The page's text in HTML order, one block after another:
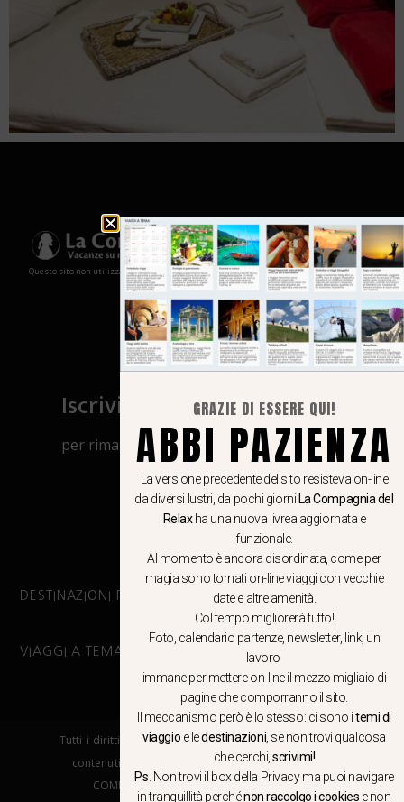
Questo sito non utilizza cookies e non memorizza in alcun modo le tue informazioni
Iscriviti al canale Whatsapp
per rimanere aggiornato su viaggi, eventi
e notizie!
CLICCA QUI
DESTINAZIONI PRINCIPALI
VIAGGI A TEMA
Tutti i diritti riservati. E’ vietata la copia e la riproduzione dei
contenuti in qualsiasi modo o forma. – COPYRIGHT ©LA
COMPAGNIA DEL RELAX – Made in Springfield srl
GRAZIE DI ESSERE QUI!
ABBI PAZIENZA
La versione precedente del sito resisteva on-line
da diversi lustri, da pochi giorni La Compagnia del
Relaxha una nuova livrea aggiornata e
funzionale.
Al momento è ancora disordinata, come per
magia sono tornati on-line viaggi con vecchie
date e altre amenità.
Col tempo migliorerà tutto!
Foto, calendario partenze, newsletter, link, un
lavoro
immane per mettere on-line il mezzo migliaio di
pagine che comporranno il sito.
Il meccanismo però è lo stesso: ci sono itemi di
viaggio e ledestinazioni , se non trovi qualcosa
che cerchi,scrivimi!
P.s . Non trovi il box della Privacy ma puoi navigare
in tranquillità perchénon raccolgo i cookies e non